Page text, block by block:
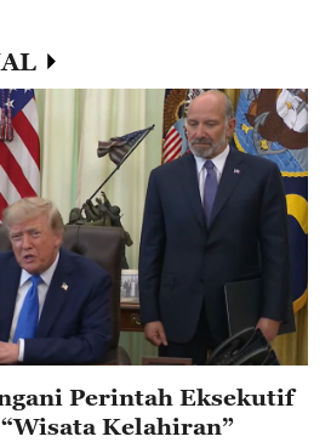
Perintah Eksekutif
Kelahiran”